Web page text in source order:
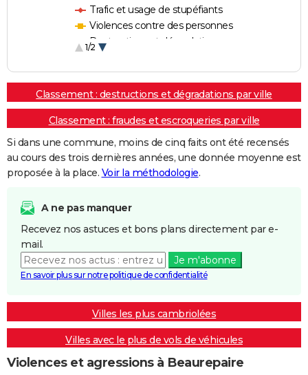
Trafic et usage de stupéfiants
Violences contre des personnes
Destructions et dégradations
1/2
Classement : destructions et dégradations par ville
Classement : fraudes et escroqueries par ville
Si dans une commune, moins de cinq faits ont été recensés
au cours des trois dernières années, une donnée moyenne est
proposée à la place. Voir la méthodologie.
A ne pas manquer
Recevez nos astuces et bons plans directement par e-
mail.
Je m'abonne
En savoir plus sur notre politique de confidentialité
Villes les plus cambriolées
Villes avec le plus de vols de véhicules
Violences et agressions à Beaurepaire